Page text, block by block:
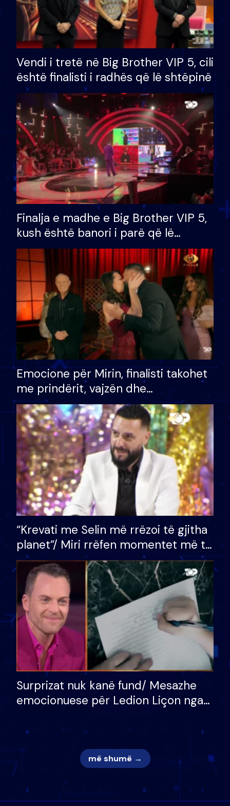
Vendi i tretë në Big Brother VIP 5, cili
është finalisti i radhës që lë shtëpinë
Finalja e madhe e Big Brother VIP 5,
kush është banori i parë që lë
shtëpinë dhe humb mundësinë për
të fituar çmimin e madh
Emocione për Mirin, finalisti takohet
me prindërit, vajzën dhe
bashkëshorten: S’kemi ndonjë letër
divorci apo jo?
“Krevati me Selin më rrëzoi të gjitha
planet”/ Miri rrëfen momentet më të
bukura në shtëpinë e BB VIP: Do më
mungojë zilja e mëngjesit kur…
Surprizat nuk kanë fund/ Mesazhe
emocionuese për Ledion Liçon nga
nuk i mban dot lotët: Nuk meritoj…
më shumë →